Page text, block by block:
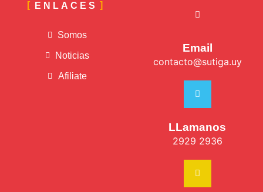
ENLACES
Somos
Noticias
Afiliate
Email
contacto@sutiga.uy
LLamanos
2929 2936